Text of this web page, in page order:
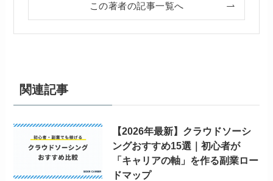
この著者の記事一覧へ
関連記事
【2026年最新】クラウドソーシ
ングおすすめ15選｜初心者が
「キャリアの軸」を作る副業ロー
ドマップ